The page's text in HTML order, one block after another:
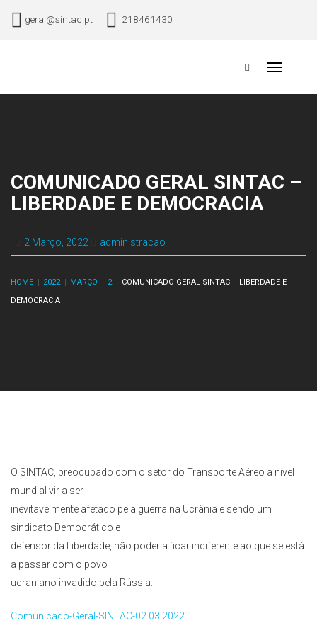
geral@sintac.pt 218461430
Primary
Menu
COMUNICADO GERAL SINTAC –
LIBERDADE E DEMOCRACIA
2 Março, 2022 administracao
HOME 2022 MARÇO 2
COMUNICADO GERAL SINTAC – LIBERDADE E
DEMOCRACIA
O SINTAC, preocupado com o setor do Transporte Aéreo a nível
mundial vir a ser
inevitavelmente afetado pela guerra na Ucrânia e sendo um
sindicato Democrático e
defensor da Liberdade, não poderia ficar indiferente ao que se está
a passar com o povo
ucraniano invadido pela Rússia.
Comunicado-Geral-SINTAC-02.03.2022